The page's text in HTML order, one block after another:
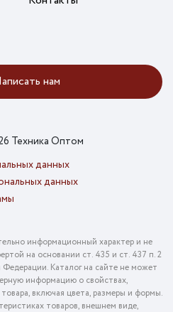
нам
Техника Оптом
данных
данных
информационный характер и не
на основании ст. 435 и ст. 437 п. 2
Федерации. Каталог на сайте не может
информацию о свойствах,
включая цвета, размеры и формы.
товаров, внешнем виде,